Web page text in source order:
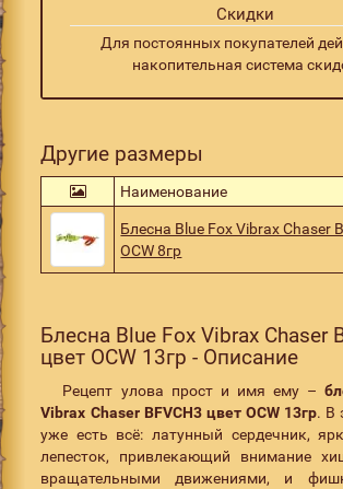
Скидки
Для постоянных покупателей
накопительная система
Другие размеры
Наименование
Блесна Blue Fox Vibrax Chaser
OCW 8гр
Блесна Blue Fox Vibrax Chaser
цвет OCW 13гр - Описание
Рецепт улова прост и имя ему –
Vibrax Chaser BFVCH3 цвет OCW 13гр. В
уже есть всё: латунный сердечник,
лепесток, привлекающий внимание
вращательными движениями, и